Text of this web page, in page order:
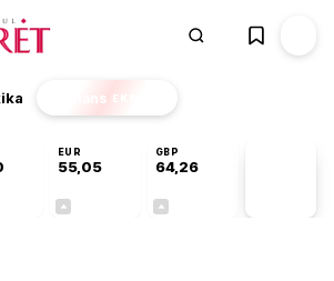
Finans EKSTRA
EUR
55,05
GBP
64,26